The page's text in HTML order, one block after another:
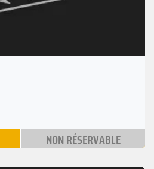
NON RÉSERVABLE